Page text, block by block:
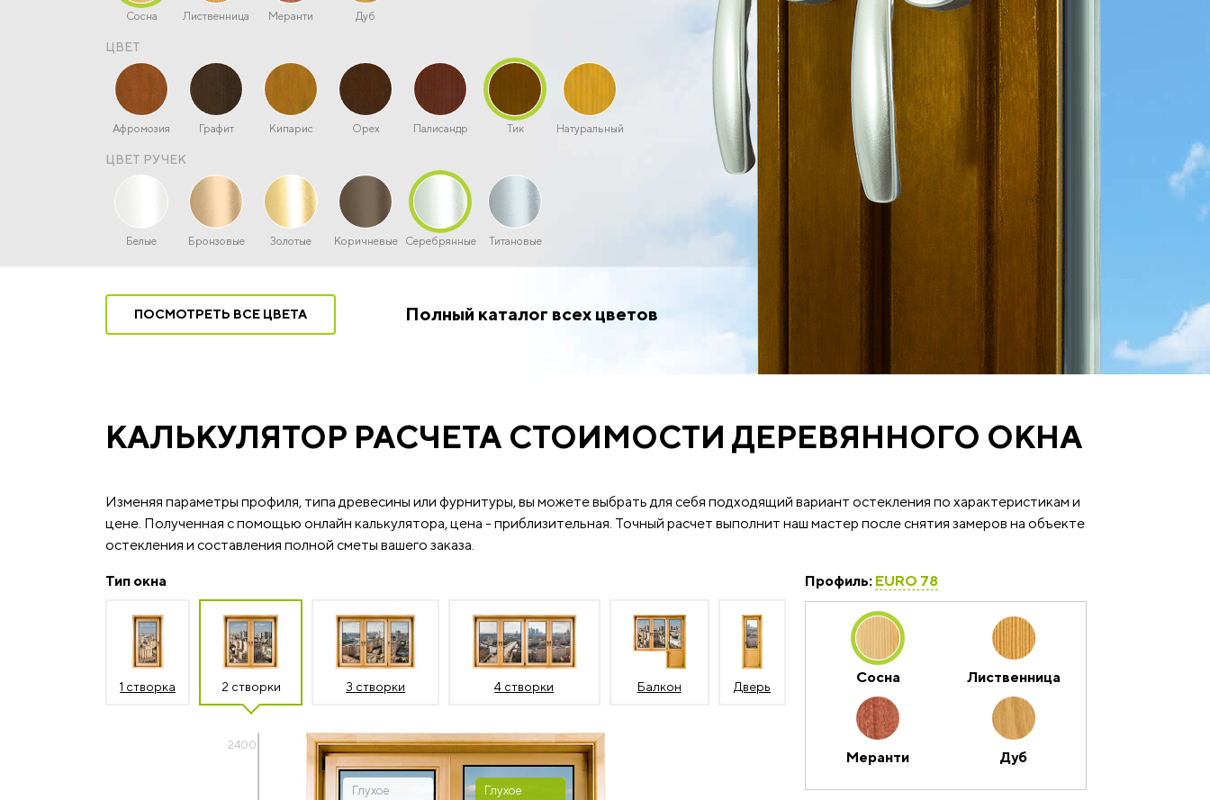
Сосна Лиственница Меранти Дуб
ЦВЕТ
Афромозия Графит Кипарис Орех Палисандр Тик Натуральный
ЦВЕТ РУЧЕК
Белые Бронзовые Золотые Коричневые Серебрянные Титановые
ПОСМОТРЕТЬ ВСЕ ЦВЕТА Полный каталог всех цветов
КАЛЬКУЛЯТОР РАСЧЕТА СТОИМОСТИ ДЕРЕВЯННОГО ОКНА
Изменяя параметры профиля, типа древесины или фурнитуры, вы можете выбрать для себя подходящий вариант остекления по характеристикам и
цене. Полученная с помощью онлайн калькулятора, цена - приблизительная. Точный расчет выполнит наш мастер после снятия замеров на объекте
остекления и составления полной сметы вашего заказа.
Тип окна
1 створка 2 створки 3 створки 4 створки Балкон Дверь
Профиль: EURO 78
Сосна Лиственница
Меранти Дуб
2400
Глухое Глухое